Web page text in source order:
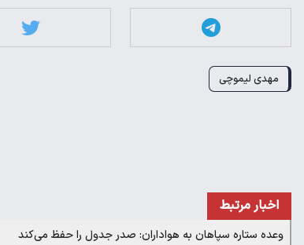
مهدی لیموچی
اخبار مرتبط
وعده ستاره سپاهان به هواداران: صدر جدول را حفظ می‌کند